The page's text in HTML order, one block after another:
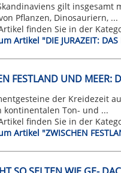
gilt
Pflanzen, Dinosauriern, ...
finden Sie in der
Artikel "DIE JURAZEIT: DAS
FESTLAND UND MEER:
der Kreidezeit
kontinentalen Ton- und ...
finden Sie in der
Artikel "ZWISCHEN